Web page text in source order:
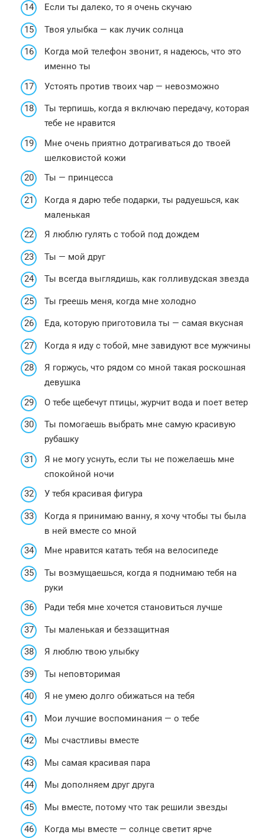
Если ты далеко, то я очень скучаю
Твоя улыбка — как лучик солнца
Когда мой телефон звонит, я надеюсь, что это
именно ты
Устоять против твоих чар — невозможно
Ты терпишь, когда я включаю передачу, которая
тебе не нравится
Мне очень приятно дотрагиваться до твоей
шелковистой кожи
Ты — принцесса
Когда я дарю тебе подарки, ты радуешься, как
маленькая
Я люблю гулять с тобой под дождем
Ты — мой друг
Ты всегда выглядишь, как голливудская звезда
Ты греешь меня, когда мне холодно
Еда, которую приготовила ты — самая вкусная
Когда я иду с тобой, мне завидуют все мужчины
Я горжусь, что рядом со мной такая роскошная
девушка
О тебе щебечут птицы, журчит вода и поет ветер
Ты помогаешь выбрать мне самую красивую
рубашку
Я не могу уснуть, если ты не пожелаешь мне
спокойной ночи
У тебя красивая фигура
Когда я принимаю ванну, я хочу чтобы ты была
в ней вместе со мной
Мне нравится катать тебя на велосипеде
Ты возмущаешься, когда я поднимаю тебя на
руки
Ради тебя мне хочется становиться лучше
Ты маленькая и беззащитная
Я люблю твою улыбку
Ты неповторимая
Я не умею долго обижаться на тебя
Мои лучшие воспоминания — о тебе
Мы счастливы вместе
Мы самая красивая пара
Мы дополняем друг друга
Мы вместе, потому что так решили звезды
Когда мы вместе — солнце светит ярче